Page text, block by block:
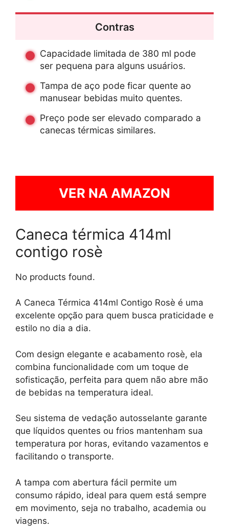
Contras
Capacidade limitada de 380 ml pode
ser pequena para alguns usuários.
Tampa de aço pode ficar quente ao
manusear bebidas muito quentes.
Preço pode ser elevado comparado a
canecas térmicas similares.
VER NA AMAZON
Caneca térmica 414ml
contigo rosè
No products found.
A Caneca Térmica 414ml Contigo Rosè é uma
excelente opção para quem busca praticidade e
estilo no dia a dia.
Com design elegante e acabamento rosè, ela
combina funcionalidade com um toque de
sofisticação, perfeita para quem não abre mão
de bebidas na temperatura ideal.
Seu sistema de vedação autosselante garante
que líquidos quentes ou frios mantenham sua
temperatura por horas, evitando vazamentos e
facilitando o transporte.
A tampa com abertura fácil permite um
consumo rápido, ideal para quem está sempre
em movimento, seja no trabalho, academia ou
viagens.